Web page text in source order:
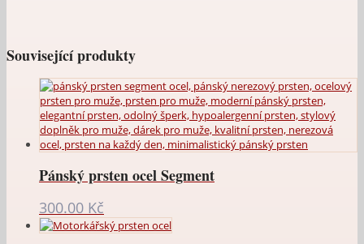
Související produkty
Pánský prsten ocel Segment
300.00 Kč